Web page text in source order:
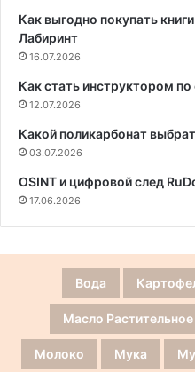
Как выгодно покупать
Лабиринт
16.07.2026
Как стать инструктором
12.07.2026
Какой поликарбонат
03.07.2026
OSINT и цифровой след
17.06.2026
Вода
Масло Растительное
Молоко Мука